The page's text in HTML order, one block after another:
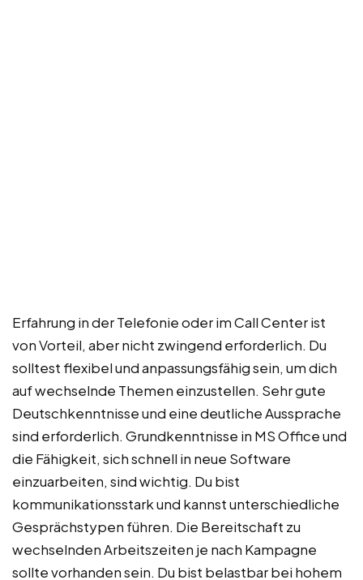
Erfahrung in der Telefonie oder im Call Center ist
von Vorteil, aber nicht zwingend erforderlich. Du
solltest flexibel und anpassungsfähig sein, um dich
auf wechselnde Themen einzustellen. Sehr gute
Deutschkenntnisse und eine deutliche Aussprache
sind erforderlich. Grundkenntnisse in MS Office und
die Fähigkeit, sich schnell in neue Software
einzuarbeiten, sind wichtig. Du bist
kommunikationsstark und kannst unterschiedliche
Gesprächstypen führen. Die Bereitschaft zu
wechselnden Arbeitszeiten je nach Kampagne
sollte vorhanden sein. Du bist belastbar bei hohem